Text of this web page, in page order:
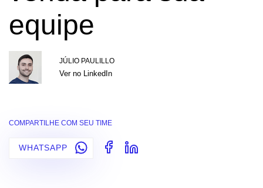
equipe
JÚLIO PAULILLO
Ver no LinkedIn
COMPARTILHE COM SEU TIME
WHATSAPP